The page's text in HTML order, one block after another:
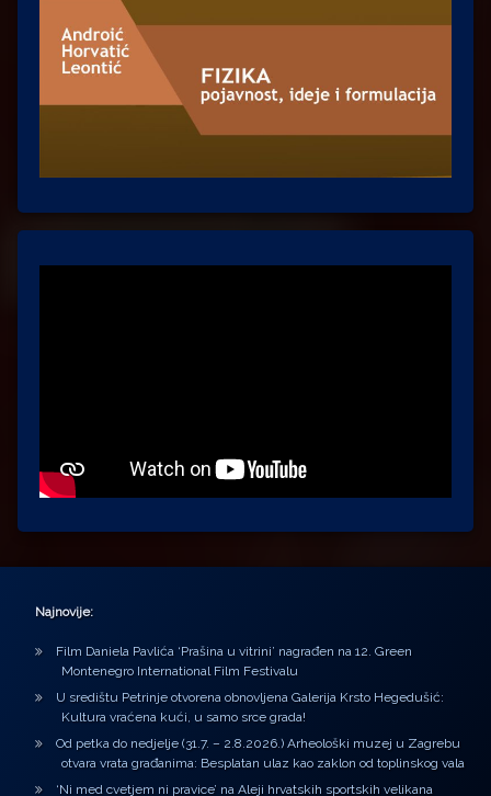
Najnovije:
Film Daniela Pavlića ‘Prašina u vitrini’ nagrađen na 12. Green
Montenegro International Film Festivalu
U središtu Petrinje otvorena obnovljena Galerija Krsto Hegedušić:
Kultura vraćena kući, u samo srce grada!
Od petka do nedjelje (31.7. – 2.8.2026.) Arheološki muzej u Zagrebu
otvara vrata građanima: Besplatan ulaz kao zaklon od toplinskog vala
‘Ni med cvetjem ni pravice’ na Aleji hrvatskih sportskih velikana